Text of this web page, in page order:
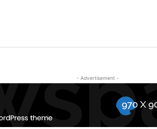
- Advertisement -